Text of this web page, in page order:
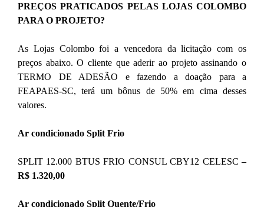
PREÇOS PRATICADOS PELAS LOJAS COLOMBO
PARA O PROJETO?
As Lojas Colombo foi a vencedora da licitação com os
preços abaixo. O cliente que aderir ao projeto assinando o
TERMO DE ADESÃO e fazendo a doação para a
FEAPAES-SC, terá um bônus de 50% em cima desses
valores.
Ar condicionado Split Frio
SPLIT 12.000 BTUS FRIO CONSUL CBY12 CELESC–
R$ 1.320,00
Ar condicionado Split Quente/Frio